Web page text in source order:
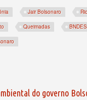
Jair Bolsonaro
Queimadas BNDES
Órgãos de governo contradizem
do governo